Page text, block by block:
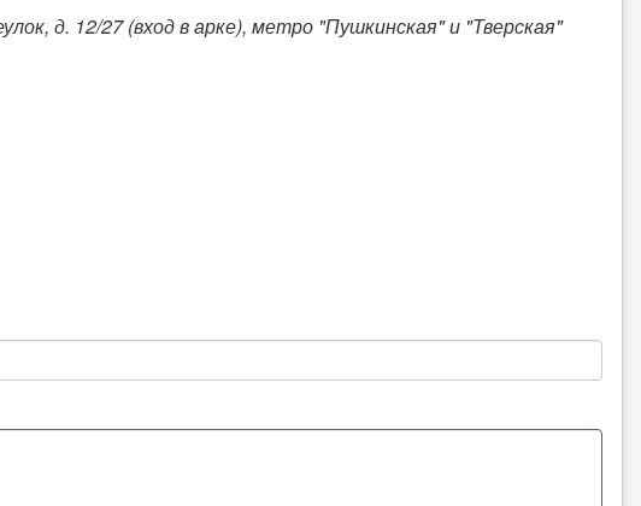
д. 12/27 (вход в арке), метро "Пушкинская" и "Тверская"